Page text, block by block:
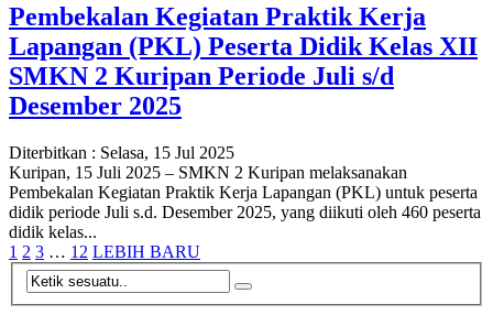
Pembekalan Kegiatan Praktik Kerja
Lapangan (PKL) Peserta Didik Kelas XII
SMKN 2 Kuripan Periode Juli s/d
Desember 2025
Diterbitkan : Selasa, 15 Jul 2025
Kuripan, 15 Juli 2025 – SMKN 2 Kuripan melaksanakan
Pembekalan Kegiatan Praktik Kerja Lapangan (PKL) untuk peserta
didik periode Juli s.d. Desember 2025, yang diikuti oleh 460 peserta
didik kelas...
1 2 3 … 12 LEBIH BARU